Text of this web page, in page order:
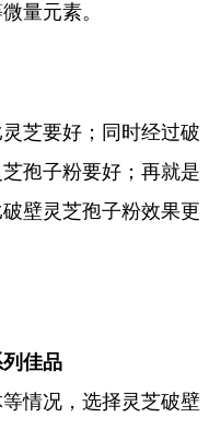
量元素。
芝要好；同时经过破
孢子粉要好；再就是
壁灵芝孢子粉效果更
佳品
情况，选择灵芝破壁